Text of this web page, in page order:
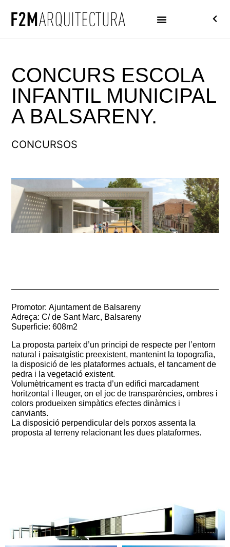
CONCURS ESCOLA
INFANTIL MUNICIPAL
A BALSARENY.
CONCURSOS
Promotor: Ajuntament de Balsareny
Adreça: C/ de Sant Marc, Balsareny
Superficie: 608m2
La proposta parteix d’un principi de respecte per l’entorn
natural i paisatgístic preexistent, mantenint la topografia,
la disposició de les plataformes actuals, el tancament de
pedra i la vegetació existent.
Volumètricament es tracta d’un edifici marcadament
horitzontal i lleuger, on el joc de transparències, ombres i
colors produeixen simpàtics efectes dinàmics i
canviants.
La disposició perpendicular dels porxos assenta la
proposta al terreny relacionant les dues plataformes.